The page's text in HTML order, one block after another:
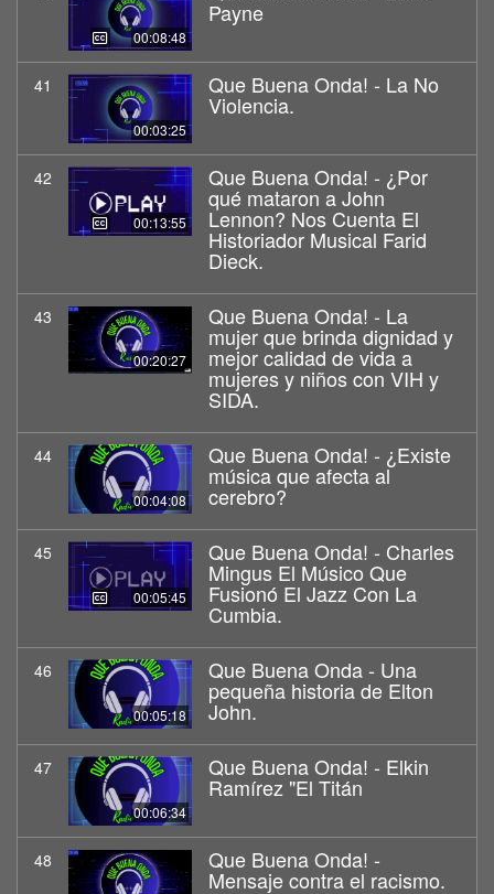
00:08:48
Payne
41
00:03:25
Que Buena Onda! - La No
Violencia.
42
00:13:55
Que Buena Onda! - ¿Por
qué mataron a John
Lennon? Nos Cuenta El
Historiador Musical Farid
Dieck.
43
00:20:27
Que Buena Onda! - La
mujer que brinda dignidad y
mejor calidad de vida a
mujeres y niños con VIH y
SIDA.
44
00:04:08
Que Buena Onda! - ¿Existe
música que afecta al
cerebro?
45
00:05:45
Que Buena Onda! - Charles
Mingus El Músico Que
Fusionó El Jazz Con La
Cumbia.
46
00:05:18
Que Buena Onda - Una
pequeña historia de Elton
John.
47
00:06:34
Que Buena Onda! - Elkin
Ramírez "El Titán
48 Que Buena Onda! -
Mensaje contra el racismo.